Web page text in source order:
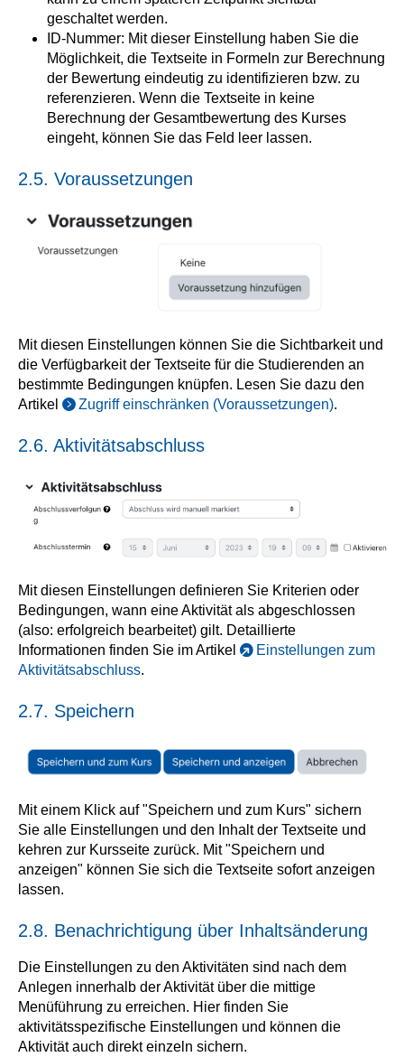
geschaltet werden.
ID-Nummer: Mit dieser Einstellung haben Sie die
Möglichkeit, die Textseite in Formeln zur Berechnung
der Bewertung eindeutig zu identifizieren bzw. zu
referenzieren. Wenn die Textseite in keine
Berechnung der Gesamtbewertung des Kurses
eingeht, können Sie das Feld leer lassen.
2.5. Voraussetzungen
Mit diesen Einstellungen können Sie die Sichtbarkeit und
die Verfügbarkeit der Textseite für die Studierenden an
bestimmte Bedingungen knüpfen. Lesen Sie dazu den
Artikel
Zugriff einschränken (Voraussetzungen).
2.6. Aktivitätsabschluss
Mit diesen Einstellungen definieren Sie Kriterien oder
Bedingungen, wann eine Aktivität als abgeschlossen
(also: erfolgreich bearbeitet) gilt. Detaillierte
Informationen finden Sie im Artikel
Einstellungen zum
Aktivitätsabschluss.
2.7. Speichern
Mit einem Klick auf "Speichern und zum Kurs" sichern
Sie alle Einstellungen und den Inhalt der Textseite und
kehren zur Kursseite zurück. Mit "Speichern und
anzeigen" können Sie sich die Textseite sofort anzeigen
lassen.
2.8. Benachrichtigung über Inhaltsänderung
Die Einstellungen zu den Aktivitäten sind nach dem
Anlegen innerhalb der Aktivität über die mittige
Menüführung zu erreichen. Hier finden Sie
aktivitätsspezifische Einstellungen und können die
Aktivität auch direkt einzeln sichern.